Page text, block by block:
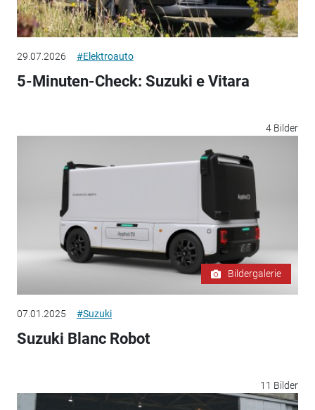
29.07.2026 #Elektroauto
5-Minuten-Check: Suzuki e Vitara
4 Bilder
Bildergalerie
07.01.2025 #Suzuki
Suzuki Blanc Robot
11 Bilder